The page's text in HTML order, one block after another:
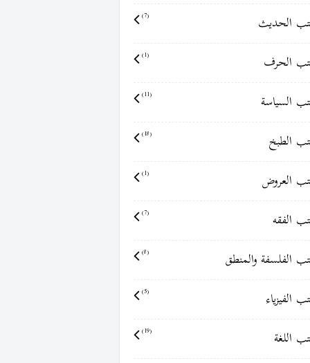
الحديث (7)
الحرف (1)
السياسة (11)
الطبخ (18)
العروض (1)
الفقه (7)
الفلسفة والمنطق (8)
الفيزياء (5)
اللغة (19)